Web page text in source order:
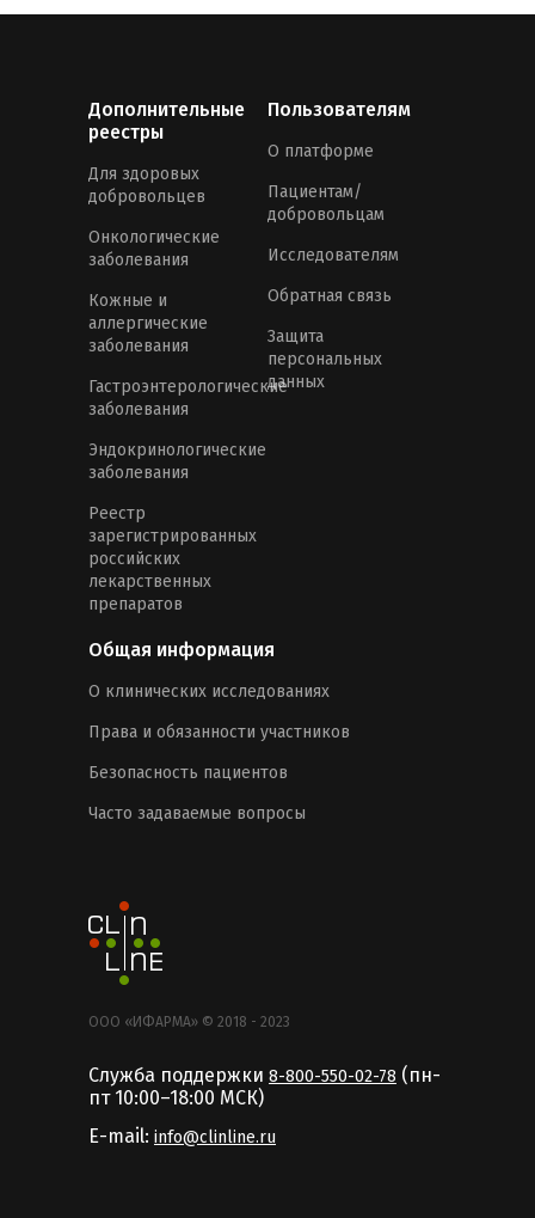
Дополнительные
реестры
Для здоровых
добровольцев
Онкологические
заболевания
Кожные и
аллергические
заболевания
Гастроэнтерологические
заболевания
Эндокринологические
заболевания
Реестр
зарегистрированных
российских
лекарственных
препаратов
Пользователям
О платформе
Пациентам/
добровольцам
Исследователям
Обратная связь
Защита
персональных
данных
Общая информация
О клинических исследованиях
Права и обязанности участников
Безопасность пациентов
Часто задаваемые вопросы
ООО «ИФАРМА» © 2018 - 2023
Служба поддержки 8-800-550-02-78 (пн-
пт 10:00–18:00 MCК)
E-mail: info@clinline.ru